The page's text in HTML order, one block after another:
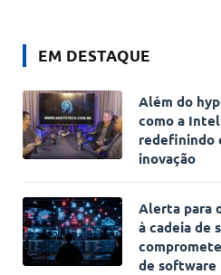
EM DESTAQUE
Além do
como a
redefinindo
inovação
Alerta para
à cadeia de
de software